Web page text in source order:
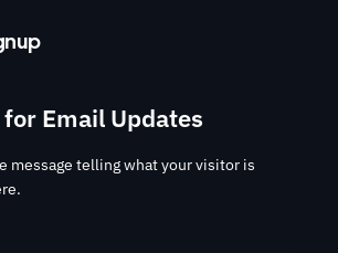
Email Updates
message telling what your visitor is